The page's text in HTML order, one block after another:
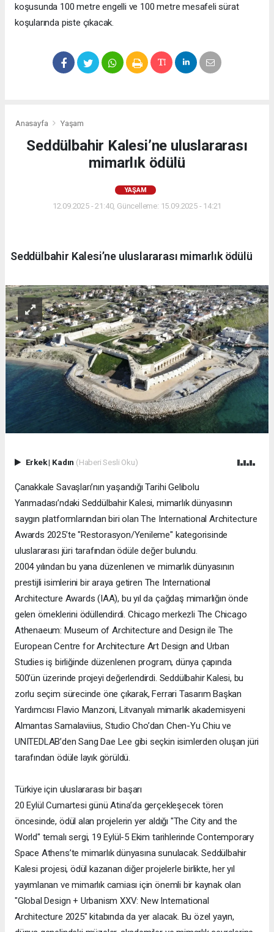
koşusunda 100 metre engelli ve 100 metre mesafeli sürat
koşularında piste çıkacak.
Anasayfa Yaşam
Seddülbahir Kalesi’ne uluslararası
mimarlık ödülü
YAŞAM
12.09.2025 - 21:40, Güncelleme: 15.09.2025 - 14:21
Seddülbahir Kalesi’ne uluslararası mimarlık ödülü
Erkek| Kadın (Haberi Sesli Oku)
Çanakkale Savaşları’nın yaşandığı Tarihi Gelibolu
Yarımadası’ndaki Seddülbahir Kalesi, mimarlık dünyasının
saygın platformlarından biri olan The International Architecture
Awards 2025’te "Restorasyon/Yenileme" kategorisinde
uluslararası jüri tarafından ödüle değer bulundu.
2004 yılından bu yana düzenlenen ve mimarlık dünyasının
prestijli isimlerini bir araya getiren The International
Architecture Awards (IAA), bu yıl da çağdaş mimarlığın önde
gelen örneklerini ödüllendirdi. Chicago merkezli The Chicago
Athenaeum: Museum of Architecture and Design ile The
European Centre for Architecture Art Design and Urban
Studies iş birliğinde düzenlenen program, dünya çapında
500’ün üzerinde projeyi değerlendirdi. Seddülbahir Kalesi, bu
zorlu seçim sürecinde öne çıkarak, Ferrari Tasarım Başkan
Yardımcısı Flavio Manzoni, Litvanyalı mimarlık akademisyeni
Almantas Samalaviius, Studio Cho’dan Chen-Yu Chiu ve
UNITEDLAB’den Sang Dae Lee gibi seçkin isimlerden oluşan jüri
tarafından ödüle layık görüldü.
Türkiye için uluslararası bir başarı
20 Eylül Cumartesi günü Atina’da gerçekleşecek tören
öncesinde, ödül alan projelerin yer aldığı "The City and the
World" temalı sergi, 19 Eylül-5 Ekim tarihlerinde Contemporary
Space Athens’te mimarlık dünyasına sunulacak. Seddülbahir
Kalesi projesi, ödül kazanan diğer projelerle birlikte, her yıl
yayımlanan ve mimarlık camiası için önemli bir kaynak olan
"Global Design + Urbanism XXV: New International
Architecture 2025" kitabında da yer alacak. Bu özel yayın,